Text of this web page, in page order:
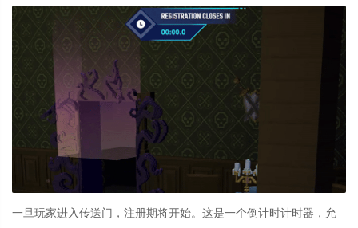
一旦玩家进入传送门，注册期将开始。这是一个倒计时计时器，允